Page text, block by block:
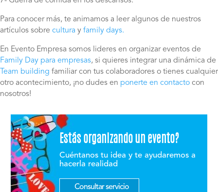
Para conocer más, te animamos a leer algunos de nuestros
artículos sobre cultura y family days.
En Evento Empresa somos lideres en organizar eventos de
Family Day para empresas, si quieres integrar una dinámica de
Team building familiar con tus colaboradores o tienes cualquier
otro acontecimiento, ¡no dudes en ponerte en contacto con
nosotros!
Estás organizando un evento?
Cuéntanos tu idea y te ayudaremos a
hacerla realidad
Consultar servicio